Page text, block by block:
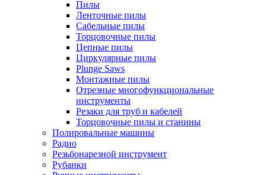
Пилы
Ленточные пилы
Сабельные пилы
Торцовочные пилы
Цепные пилы
Циркулярные пилы
Plunge Saws
Монтажные пилы
Отрезные многофункциональные
инструменты
Резаки для труб и кабелей
Торцовочные пилы и станины
Полировальные машины
Радио
Резьбонарезной инструмент
Рубанки